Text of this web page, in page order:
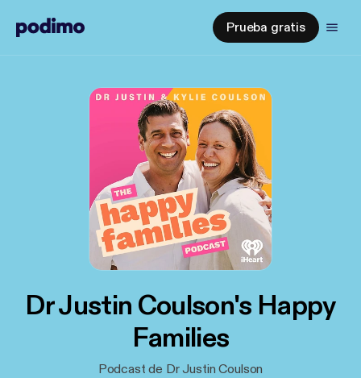
Prueba gratis
Dr Justin Coulson's Happy
Families
Podcast de Dr Justin Coulson